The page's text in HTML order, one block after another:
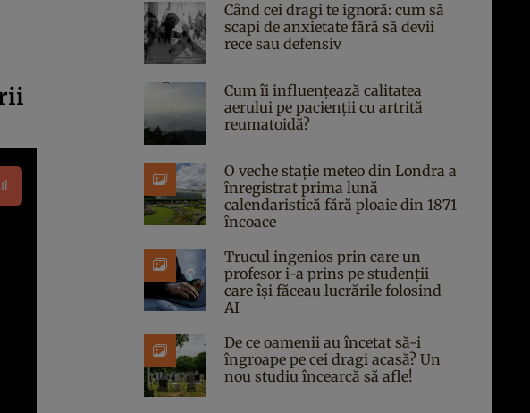
Când cei dragi te ignoră: cum să
scapi de anxietate fără să devii
rece sau defensiv
Cum îi influențează calitatea
aerului pe pacienții cu artrită
reumatoidă?
O veche stație meteo din Londra a
înregistrat prima lună
calendaristică fără ploaie din 1871
încoace
Trucul ingenios prin care un
profesor i-a prins pe studenții
care își făceau lucrările folosind
AI
De ce oamenii au încetat să-i
îngroape pe cei dragi acasă? Un
nou studiu încearcă să afle!